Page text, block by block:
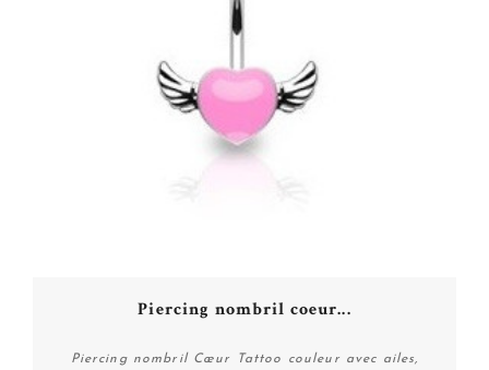
Piercing nombril coeur...
Piercing nombril Cœur Tattoo couleur avec ailes,